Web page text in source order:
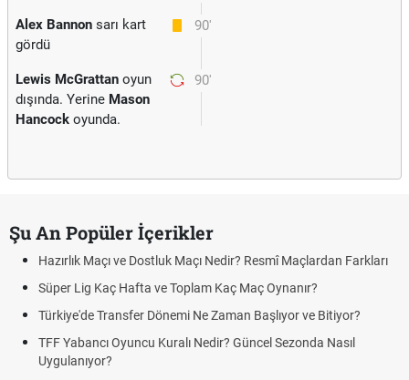
90'
Alex Bannon sarı kart
gördü
90'
Lewis McGrattan oyun
dışında. Yerine Mason
Hancock oyunda.
Şu An Popüler İçerikler
Hazırlık Maçı ve Dostluk Maçı Nedir? Resmî Maçlardan Farkları
Süper Lig Kaç Hafta ve Toplam Kaç Maç Oynanır?
Türkiye'de Transfer Dönemi Ne Zaman Başlıyor ve Bitiyor?
TFF Yabancı Oyuncu Kuralı Nedir? Güncel Sezonda Nasıl
Uygulanıyor?